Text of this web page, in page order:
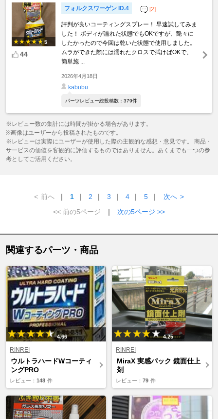
5
44
フォルクスワーゲン ID.4 [2]
評判が良いコーティングスプレー！ 早速試してみま
した！ ボディが濡れた状態でもOKですが、艶々に
したかったので今回は乾いた状態で使用しました。
ムラができた際には濡れたクロスで拭けばOKで、
簡単施 ...
2026年4月18日
kabubu
パーツレビュー総投稿数：379件
※レビュー数の集計には時間が掛かる場合があります。
※画像はユーザーから投稿されたものです。
※レビューは実際にユーザーが使用した際の主観的な感想・意見です。 商品・
サービスの価値を客観的に評価するものではありません。あくまでも一つの参
考としてご活用ください。
< 前へ ｜ 1 ｜ 2 ｜ 3 ｜ 4 ｜ 5 ｜ 次へ >
<< 前の5ページ
｜ 次の5ページ >>
関連するパーツ・商品
4.66
RINREI
ウルトラハードWコーティ
ングPRO
レビュー： 148 件
4.25
RINREI
MiraX 実感パック 鏡面仕上
剤
レビュー： 79 件